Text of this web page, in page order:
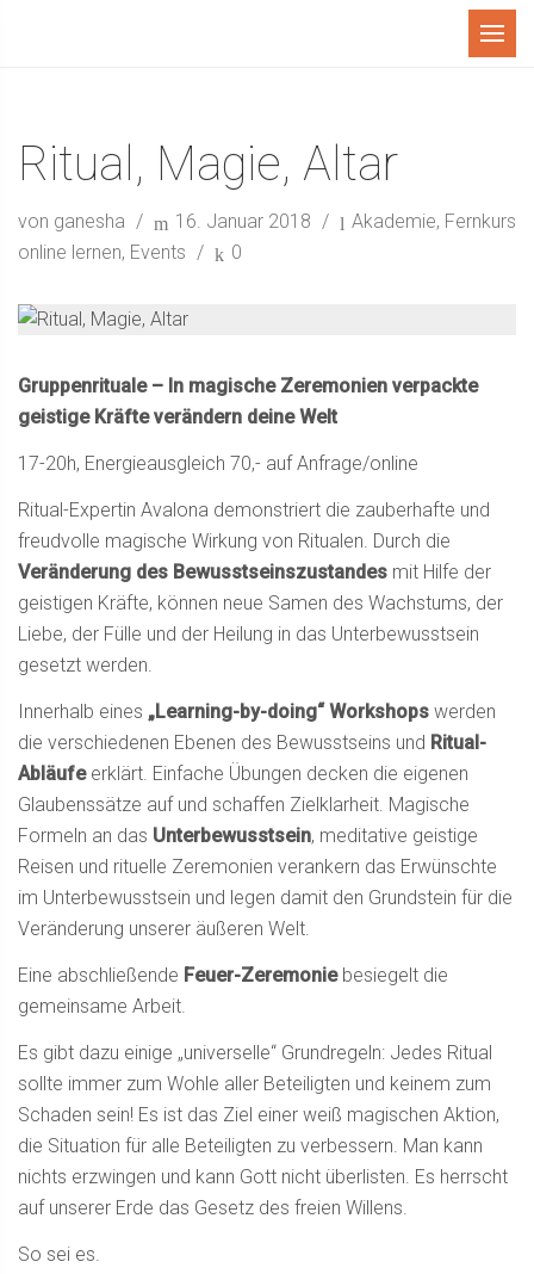
Menü
Ritual, Magie, Altar
von ganesha 16. Januar 2018 Akademie, Fernkurs
online lernen, Events 0
Gruppenrituale – In magische Zeremonien verpackte
geistige Kräfte verändern deine Welt
17-20h, Energieausgleich 70,- auf Anfrage/online
Ritual-Expertin Avalona demonstriert die zauberhafte und
freudvolle magische Wirkung von Ritualen. Durch die
Veränderung des Bewusstseinszustandes mit Hilfe der
geistigen Kräfte, können neue Samen des Wachstums, der
Liebe, der Fülle und der Heilung in das Unterbewusstsein
gesetzt werden.
Innerhalb eines „Learning-by-doing“ Workshops werden
die verschiedenen Ebenen des Bewusstseins und Ritual-
Abläufeerklärt. Einfache Übungen decken die eigenen
Glaubenssätze auf und schaffen Zielklarheit. Magische
Formeln an das Unterbewusstsein, meditative geistige
Reisen und rituelle Zeremonien verankern das Erwünschte
im Unterbewusstsein und legen damit den Grundstein für die
Veränderung unserer äußeren Welt.
Eine abschließende Feuer-Zeremoniebesiegelt die
gemeinsame Arbeit.
Es gibt dazu einige „universelle“ Grundregeln: Jedes Ritual
sollte immer zum Wohle aller Beteiligten und keinem zum
Schaden sein! Es ist das Ziel einer weiß magischen Aktion,
die Situation für alle Beteiligten zu verbessern. Man kann
nichts erzwingen und kann Gott nicht überlisten. Es herrscht
auf unserer Erde das Gesetz des freien Willens.
So sei es.